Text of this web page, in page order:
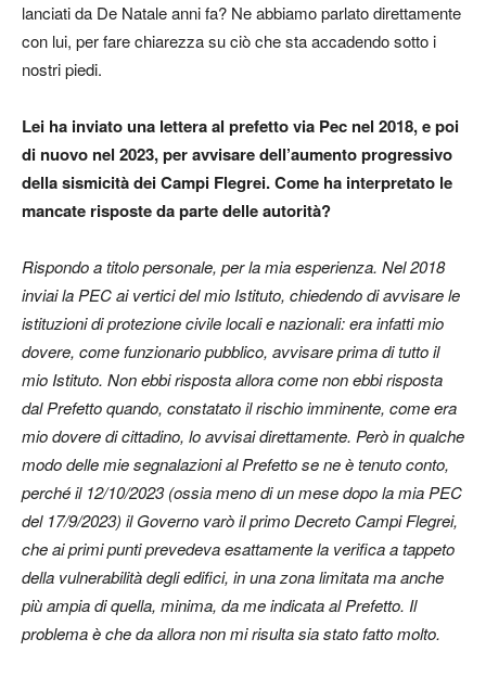
lanciati da De Natale anni fa? Ne abbiamo parlato direttamente
con lui, per fare chiarezza su ciò che sta accadendo sotto i
nostri piedi.
Lei ha inviato una lettera al prefetto via Pec nel 2018, e poi
di nuovo nel 2023, per avvisare dell’aumento progressivo
della sismicità dei Campi Flegrei. Come ha interpretato le
mancate risposte da parte delle autorità?
Rispondo a titolo personale, per la mia esperienza. Nel 2018
inviai la PEC ai vertici del mio Istituto, chiedendo di avvisare le
istituzioni di protezione civile locali e nazionali: era infatti mio
dovere, come funzionario pubblico, avvisare prima di tutto il
mio Istituto. Non ebbi risposta allora come non ebbi risposta
dal Prefetto quando, constatato il rischio imminente, come era
mio dovere di cittadino, lo avvisai direttamente. Però in qualche
modo delle mie segnalazioni al Prefetto se ne è tenuto conto,
perché il 12/10/2023 (ossia meno di un mese dopo la mia PEC
del 17/9/2023) il Governo varò il primo Decreto Campi Flegrei,
che ai primi punti prevedeva esattamente la verifica a tappeto
della vulnerabilità degli edifici, in una zona limitata ma anche
più ampia di quella, minima, da me indicata al Prefetto. Il
problema è che da allora non mi risulta sia stato fatto molto.